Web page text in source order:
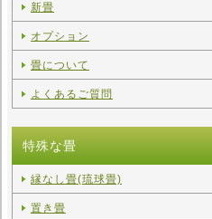
2024.08.27
戸田朝市に出店します！
2024.06.01
戸田朝市に出店します！
ミニ畳工作教室を実施しました
2024.01.18
戸田市立笹目小学校の生徒が職業
2023.10.09
新畳
オプション
畳について
よくあるご質問
特殊な畳
縁なし畳(琉球畳)
置き畳